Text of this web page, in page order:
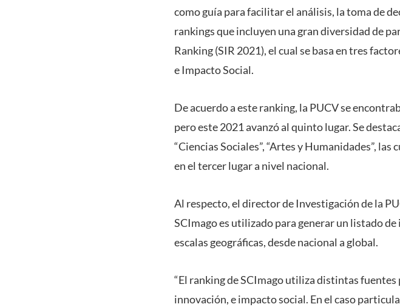
como guía para facilitar el análisis, la toma de
rankings que incluyen una gran diversidad de
Ranking (SIR 2021), el cual se basa en tres
e Impacto Social.
De acuerdo a este ranking, la PUCV se
pero este 2021 avanzó al quinto lugar. Se
“Ciencias Sociales”, “Artes y Humanidades”,
en el tercer lugar a nivel nacional.
Al respecto, el director de Investigación de la
SCImago es utilizado para generar un listado
escalas geográficas, desde nacional a global.
“El ranking de SCImago utiliza distintas
innovación, e impacto social. En el caso